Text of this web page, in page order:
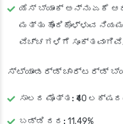
ಯೆಸ್ ಬ್ಯಾಂಕ್ ಅನ್ನು ಏಕೆ
ಮತ್ತು ಹೊಂದಿಕೊಳ್ಳುವ
ವೆಚ್ಚಗಳಿಗೆ ಸೂಕ್ತವಾಗಿವೆ.
ಸ್ಟ್ಯಾಂಡರ್ಡ್ ಚಾರ್ಟರ್ಡ್
ಸಾಲದ ಮೊತ್ತ: ₹40
ಬಡ್ಡಿ ದರ: 11.49%